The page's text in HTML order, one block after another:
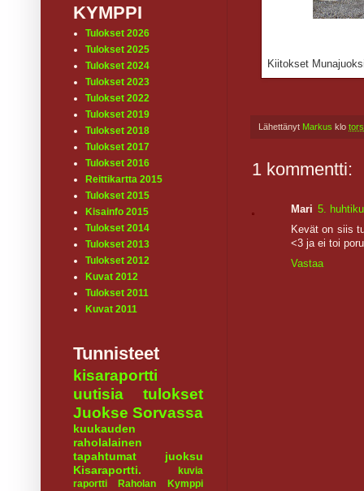
Kiitokset
Lähettänyt Markus klo
1 kommentti:
Mari 5.
Kevät on siis
<3 ja ei toi
Vastaa
KYMPPI
Tulokset 2026
Tulokset 2025
Tulokset 2024
Tulokset 2023
Tulokset 2022
Tulokset 2019
Tulokset 2018
Tulokset 2017
Tulokset 2016
Reittikartta 2015
Tulokset 2015
Kisainfo 2015
Tulokset 2014
Tulokset 2013
Tulokset 2012
Kuvat 2012
Tulokset 2011
Kuvat 2011
Tunnisteet
kisaraportti
uutisia
tulokset
Juokse Sorvassa
kuukauden
raholalainen
tapahtumat
juoksu
Kisaraportti.
kuvia
raportti
Raholan Kymppi